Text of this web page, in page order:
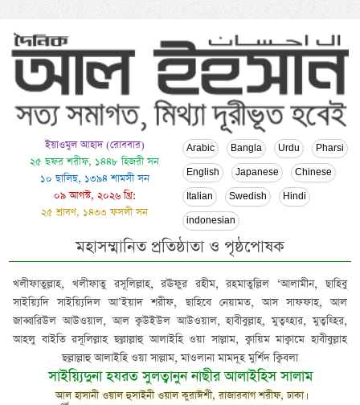
ইয়াওমুল আহাদ (রোববার)
২৫ ছফর শরীফ, ১৪৪৮ হিজরী সন
১০ ছালিছ, ১৩৯৪ শামসী সন
০৯ আগস্ট, ২০২৬ খ্রি:
২৫ শ্রাবণ, ১৪৩৩ ফসলী সন
Arabic Bangla Urdu Pharsi
English Japanese Chinese
Italian Swedish Hindi
indonesian
মহাসম্মানিত প্রতিষ্ঠাতা ও পৃষ্ঠপোষক
খলীফাতুল্লাহ, খলীফাতু রসূলিল্লাহ, রঊফুর রহীম, রহমাতুল্লিল ‘আলামীন, ছাহিবু
সাইয়্যিদি সাইয়্যিদিল আ’ইয়াদ শরীফ, ছাহিবে নেয়ামত, আস সাফফাহ, আল
জাব্বারিউল আউওয়াল, আল ক্বউইউল আউওয়াল, হাবীবুল্লাহ, মুত্বহ্হার, মুত্বহ্হির,
আহলু বাইতি রসূলিল্লাহ ছল্লাল্লাহু আলাইহি ওয়া সাল্লাম, ক্বায়িম মাক্বামে হাবীবুল্লাহ
ছল্লাল্লাহু আলাইহি ওয়া সাল্লাম, মাওলানা মামদূহ মুর্শিদ ক্বিবলা
সাইয়্যিদুনা হযরত সুলত্বানুন নাছীর আলাইহিস সালাম
আল হাসানী ওয়াল হুসাইনী ওয়াল কুরাঈশী, রাজারবাগ শরীফ, ঢাকা।